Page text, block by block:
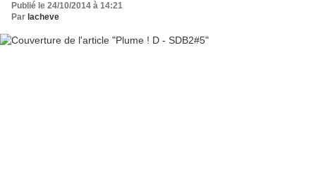
Publié le 24/10/2014 à 14:21
Par lacheve